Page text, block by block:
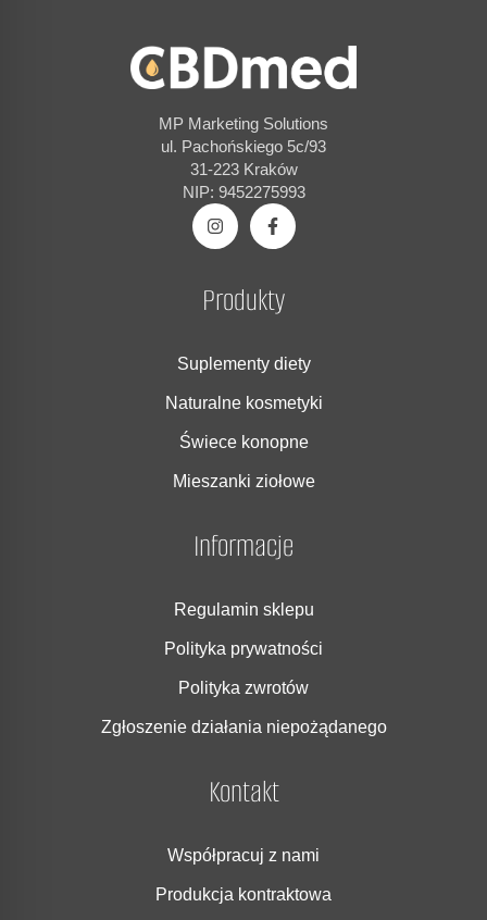
MP Marketing Solutions
ul. Pachońskiego 5c/93
31-223 Kraków
NIP: 9452275993
Produkty
Suplementy diety
Naturalne kosmetyki
Świece konopne
Mieszanki ziołowe
Informacje
Regulamin sklepu
Polityka prywatności
Polityka zwrotów
Zgłoszenie działania niepożądanego
Kontakt
Współpracuj z nami
Produkcja kontraktowa